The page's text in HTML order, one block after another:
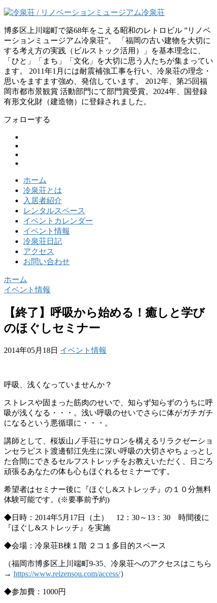
博多区上川端町で築68年をこえる昭和のレトロビル ”リノベ
ーションミュージアム冷泉荘”。 「福岡の古い建物を大切に
する考え方の実践（ビルストック活用）」を基本理念に、
「ひと」「まち」「文化」を大切に思う人たちが集まってい
ます。 2011年1月には耐震補強工事を行い、冷泉荘の理念・
思いをますます強め、発信しています。 2012年、第25回福
岡市都市景観賞 活動部門にて部門賞受賞。2024年、国登録
有形文化財（建造物）に登録されました。
フォローする
ホーム
冷泉荘とは
入居者紹介
レンタルスペース
イベントカレンダー
イベント情報
冷泉荘日記
アクセス
お問い合わせ
ホーム
イベント情報
【終了】呼吸から始める！癒しと学び
のほぐしセミナー
2014年05月18日 イベント情報
呼吸、浅くなっていませんか？
ストレスや固まった筋肉のせいで、知らず知らずのうちに呼
吸が浅くなる・・・。浅い呼吸のせいでさらに体がガチガチ
になるという悪循環に・・・。
講師として、桜坂山ノ手荘にサロンを構えるリラクゼーショ
ンセラピスト渡邊郁江先生に深い呼吸の大切さやちょっとし
た合間にできるセルフストレッチをお教えいただく、日ごろ
頑張るあなたの体も心もほぐれるセミナーです。
希望者はセミナー後に『ほぐし&ストレッチ』の１０分無料
体験可能です。(※要事前予約)
◆日時：2014年5月17日（土） 12：30～13：30 時間後に
『ほぐし&ストレッチ』を実施
◆会場：冷泉荘B棟１階 ２コ１多目的スペース
（福岡市博多区上川端町9-35、冷泉荘へのアクセスはこちら
→ https://www.reizensou.com/access/）
◆参加費：1000円